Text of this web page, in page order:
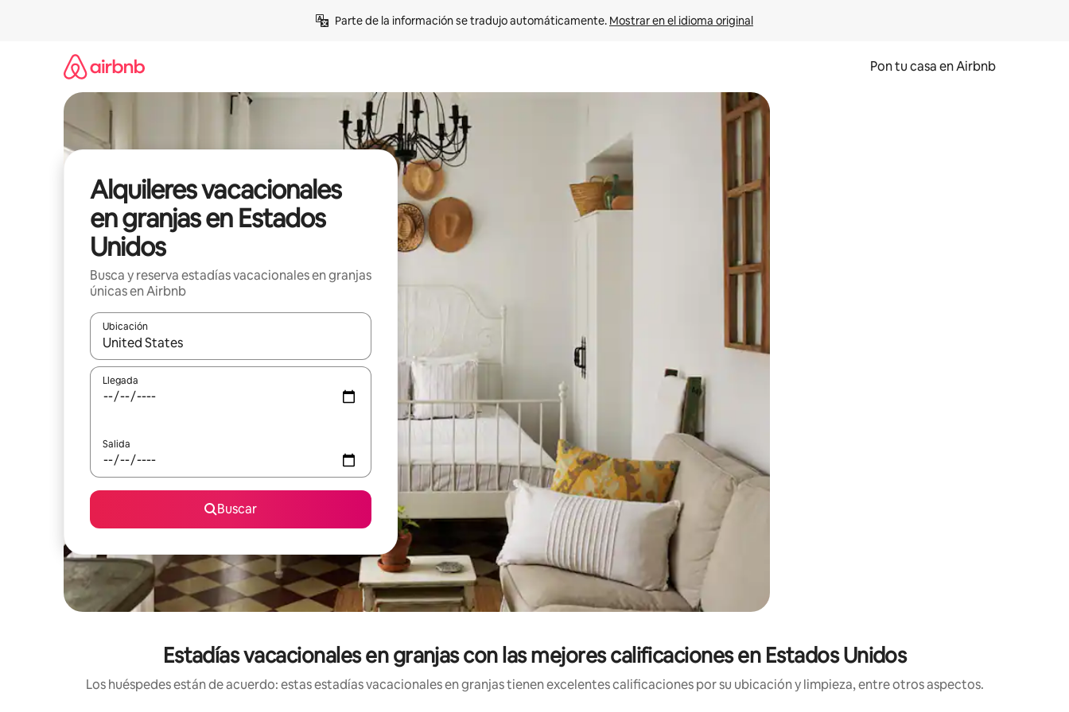
Parte de la información se tradujo automáticamente. Mostrar en el idioma original
Pon tu casa en Airbnb
Alquileres vacacionales
en granjas en Estados
Unidos
Busca y reserva estadías vacacionales en granjas
únicas en Airbnb
Ubicación
Cuando los resultados estén disponibles, navega con las teclas de flecha hacia arriba y hacia abajo o explora con el tacto o desliza el dedo.
Llegada
Salida
Buscar
Estadías vacacionales en granjas con las mejores calificaciones en Estados Unidos
Los huéspedes están de acuerdo: estas estadías vacacionales en granjas tienen excelentes calificaciones por su ubicación y limpieza, entre otros aspectos.